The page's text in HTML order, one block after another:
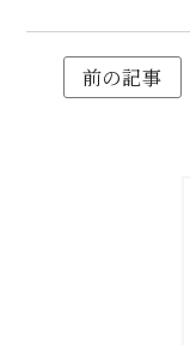
前の記事